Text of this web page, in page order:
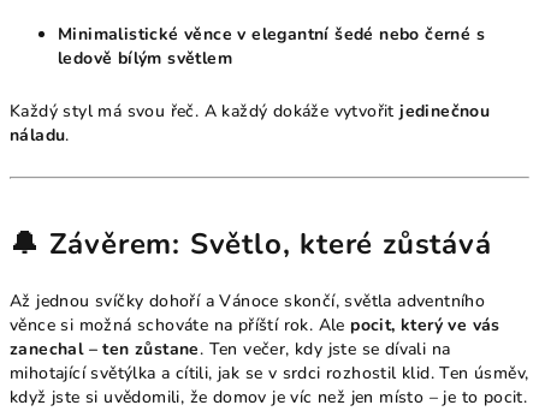
Minimalistické věnce v elegantní šedé nebo černé s
ledově bílým světlem
Každý styl má svou řeč. A každý dokáže vytvořitjedinečnou
náladu.
🔔 Závěrem: Světlo, které zůstává
Až jednou svíčky dohoří a Vánoce skončí, světla adventního
věnce si možná schováte na příští rok. Ale pocit, který ve vás
zanechal – ten zůstane. Ten večer, kdy jste se dívali na
mihotající světýlka a cítili, jak se v srdci rozhostil klid. Ten úsměv,
když jste si uvědomili, že domov je víc než jen místo – je to pocit.